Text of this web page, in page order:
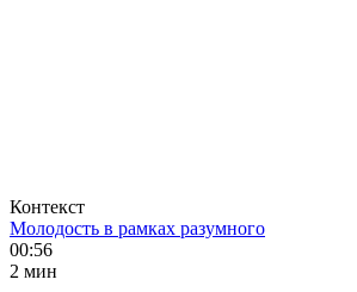
Контекст
Молодость в рамках разумного
00:56
2 мин